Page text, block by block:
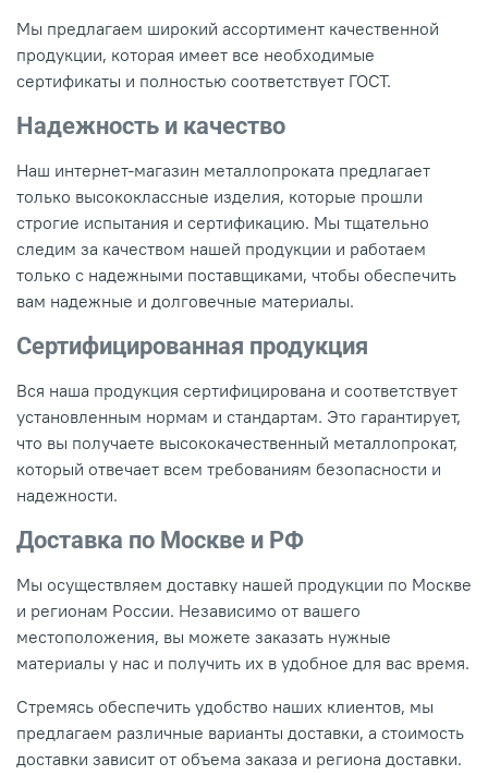
Мы предлагаем широкий ассортимент качественной
продукции, которая имеет все необходимые
сертификаты и полностью соответствует ГОСТ.
Надежность и качество
Наш интернет-магазин металлопроката предлагает
только высококлассные изделия, которые прошли
строгие испытания и сертификацию. Мы тщательно
следим за качеством нашей продукции и работаем
только с надежными поставщиками, чтобы обеспечить
вам надежные и долговечные материалы.
Сертифицированная продукция
Вся наша продукция сертифицирована и соответствует
установленным нормам и стандартам. Это гарантирует,
что вы получаете высококачественный металлопрокат,
который отвечает всем требованиям безопасности и
надежности.
Доставка по Москве и РФ
Мы осуществляем доставку нашей продукции по Москве
и регионам России. Независимо от вашего
местоположения, вы можете заказать нужные
материалы у нас и получить их в удобное для вас время.
Стремясь обеспечить удобство наших клиентов, мы
предлагаем различные варианты доставки, а стоимость
доставки зависит от объема заказа и региона доставки.